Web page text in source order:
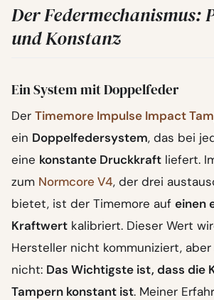
Der Federmechanismus:
und Konstanz
Ein System mit Doppelfeder
Der Timemore Impulse Impact
ein Doppelfedersystem, das bei
eine konstante Druckkraft liefert.
zum Normcore V4, der drei
bietet, ist der Timemore auf einen
Kraftwert kalibriert. Dieser Wert
Hersteller nicht kommuniziert,
nicht: Das Wichtigste ist, dass die
Tampern konstant ist. Meiner